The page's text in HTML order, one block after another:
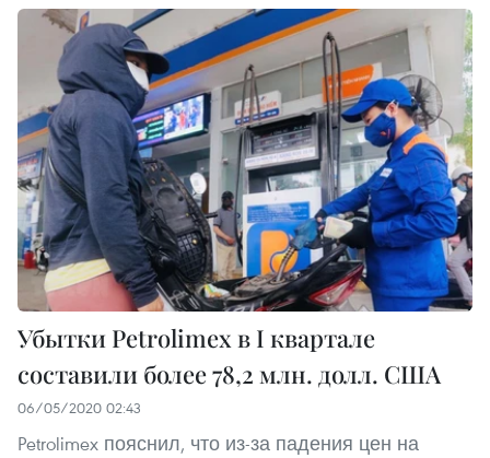
Убытки Petrolimex в I квартале
составили более 78,2 млн. долл. США
06/05/2020 02:43
Petrolimex пояснил, что из-за падения цен на